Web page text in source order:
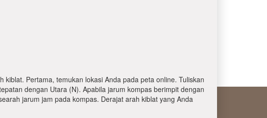
Pertama, temukan lokasi Anda pada peta online. Tuliskan
dengan Utara (N). Apabila jarum kompas berimpit dengan
jarum jam pada kompas. Derajat arah kiblat yang Anda